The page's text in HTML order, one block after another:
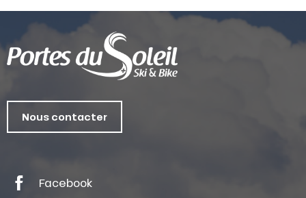
Nous contacter
Facebook